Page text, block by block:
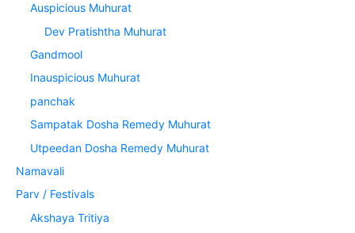
Auspicious Muhurat
Dev Pratishtha Muhurat
Gandmool
Inauspicious Muhurat
panchak
Sampatak Dosha Remedy Muhurat
Utpeedan Dosha Remedy Muhurat
Namavali
Parv / Festivals
Akshaya Tritiya